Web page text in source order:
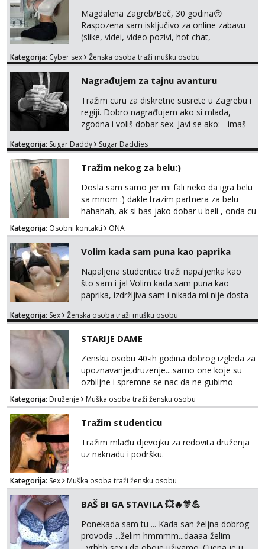
Magdalena Zagreb/Beč, 30 godina😚
Raspozena sam isključivo za online zabavu
(slike, videi, video pozivi, hot chat,
oglasu su MOJE❗ Instagram:
TELEGRAM: @MagdalenaMagy 👈
(ODGOVARAM JAKO BRZO TU I TU PISITE
AKO STE ZA ZABAVU)🔥 Moguće
verifkovanje prije zabave✅ JAVI MI SE I
ISPUNI SVOJE NAJVECE FANTAZIJE😈 CEKA...
Kategorija: Cyber sex Ženska osoba traži mušku osobu
Nagrađujem za tajnu avanturu
Tražim curu za diskretne susrete u Zagrebu i
regiji. Dobro nagrađujem ako si mlada,
zgodna i voliš dobar sex. Javi se ako: - imaš
kosu - se dobro ljubiš - si fleksibilna s
dostupna radnim danom (vikendi i noći su za
obitelj) - vodiš brigu o zdravlju i koristiš
zaštitu Ne javljajte se: - debele - frajeri i
paro...
Kategorija: Sugar Daddy Sugar Daddies
Tražim nekog za belu:)
Dosla sam samo jer mi fali neko da igra belu
sa mnom :) dakle trazim partnera za belu
hahahah, ak si bas jako dobar u beli , onda cu
razmislit za dalje Klikni na link ispod i nadji me
tamo, cekam te!
Kategorija: Osobni kontakti ONA
Volim kada sam puna kao paprika
Napaljena studentica traži napaljenka kao
što sam i ja! Volim kada sam puna kao
paprika, izdržljiva sam i nikada mi nije dosta
bilo kad i bilo gdje zato se javi što prije da
tamo, cekam te!
Kategorija: Sex Ženska osoba traži mušku osobu
STARIJE DAME
Zensku osobu 40-ih godina dobrog izgleda za
upoznavanje,druzenje....samo one koje su
ozbiljne i spremne se nac da ne gubimo
vrijeme!
Kategorija: Druženje Muška osoba traži žensku osobu
Tražim studenticu
Tražim mlađu djevojku za redovita druženja
uz naknadu i podršku.
Kategorija: Sex Muška osoba traži žensku osobu
BAŠ BI GA STAVILA 💥🔥🎊💪
Ponekada sam tu ... Kada san željna dobrog
provoda ...želim hmmmm...daaaa želim